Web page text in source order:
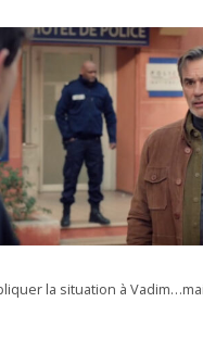
la situation à